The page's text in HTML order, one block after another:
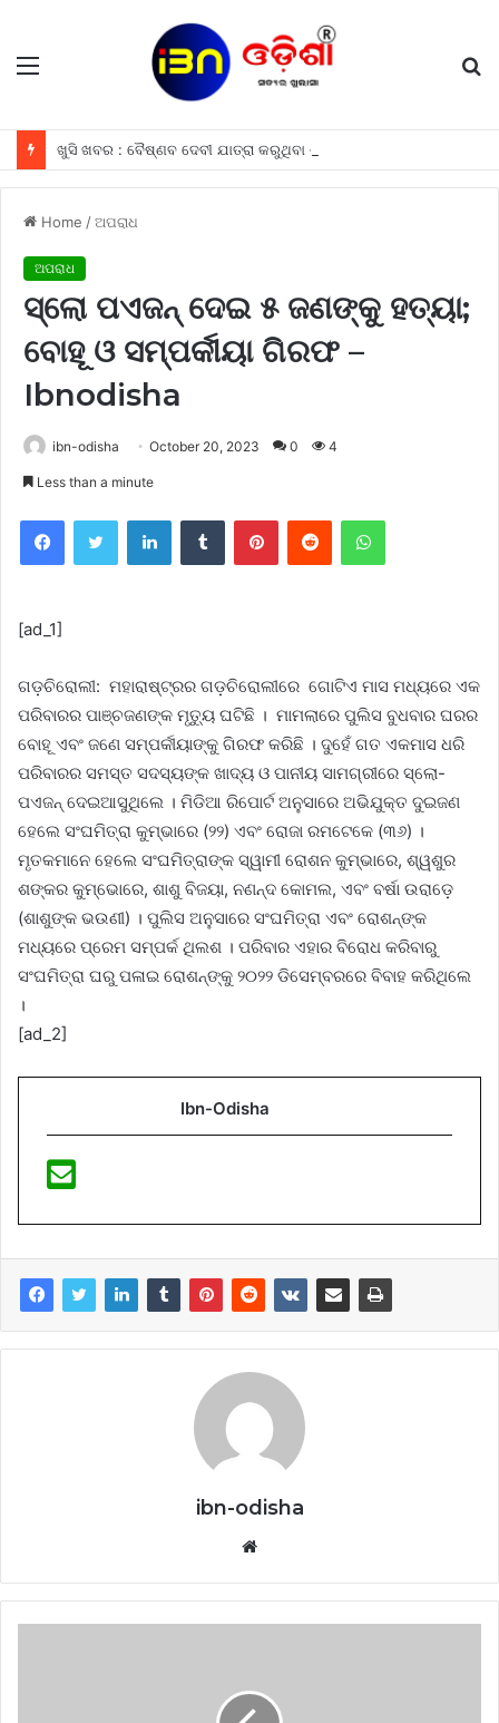
Menu
Home /ଅପରାଧ
ଅପରାଧ
ସ୍ଲୋ ପଏଜନ୍ ଦେଇ ୫ ଜଣଙ୍କୁ ହତ୍ୟା;
ବୋହୂ ଓ ସମ୍ପର୍କୀୟା ଗିରଫ –
Ibnodisha
ibn-odisha October 20, 2023 0 4
Less than a minute
FacebookTwitter LinkedInTumblr PinterestReddit WhatsApp
[ad_1]
ଗଡ଼ଚିରୋଲୀ: ମହାରାଷ୍ଟ୍ରର ଗଡ଼ଚିରୋଲୀରେ ଗୋଟିଏ ମାସ ମଧ୍ୟରେ ଏକ
ପରିବାରର ପାଞ୍ଚଜଣଙ୍କ ମୃତ୍ୟୁ ଘଟିଛି । ମାମଲାରେ ପୁଲିସ ବୁଧବାର ଘରର
ବୋହୂ ଏବଂ ଜଣେ ସମ୍ପର୍କୀୟାଙ୍କୁ ଗିରଫ କରିଛି । ଦୁହେଁ ଗତ ଏକମାସ ଧରି
ପରିବାରର ସମସ୍ତ ସଦସ୍ୟଙ୍କ ଖାଦ୍ୟ ଓ ପାନୀୟ ସାମଗ୍ରୀରେ ସ୍ଲୋ-
ପଏଜନ୍ ଦେଇଆସୁଥିଲେ । ମିଡିଆ ରିପୋର୍ଟ ଅନୁସାରେ ଅଭିଯୁକ୍ତ ଦୁଇଜଣ
ହେଲେ ସଂଘମିତ୍ରା କୁମ୍ଭାରେ (୨୨) ଏବଂ ରୋଜା ରମଟେକେ (୩୬) ।
ମୃତକମାନେ ହେଲେ ସଂଘମିତ୍ରାଙ୍କ ସ୍ୱାମୀ ରୋଶନ କୁମ୍ଭାରେ, ଶ୍ୱଶୁର
ଶଙ୍କର କୁମ୍ଭୋରେ, ଶାଶୁ ବିଜୟା, ନଣନ୍ଦ କୋମଲ, ଏବଂ ବର୍ଷା ଉରାଡ଼େ
(ଶାଶୁଙ୍କ ଭଉଣୀ) । ପୁଲିସ ଅନୁସାରେ ସଂଘମିତ୍ରା ଏବଂ ରୋଶନ୍‌ଙ୍କ
ମଧ୍ୟରେ ପ୍ରେମ ସମ୍ପର୍କ ଥିଲଶ । ପରିବାର ଏହାର ବିରୋଧ କରିବାରୁ
ସଂଘମିତ୍ରା ଘରୁ ପଳାଇ ରୋଶନ୍‌ଙ୍କୁ ୨୦୨୨ ଡିସେମ୍ବରରେ ବିବାହ କରିଥିଲେ
।
[ad_2]
Ibn-Odisha
ibn-odisha
Website